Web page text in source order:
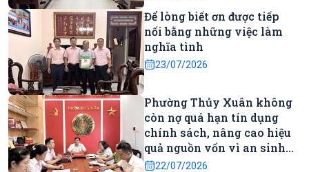
Để lòng biết ơn được tiếp
nối bằng những việc làm
nghĩa tình
23/07/2026
Phường Thủy Xuân không
còn nợ quá hạn tín dụng
chính sách, nâng cao hiệu
quả nguồn vốn vì an sinh
xã hội
22/07/2026